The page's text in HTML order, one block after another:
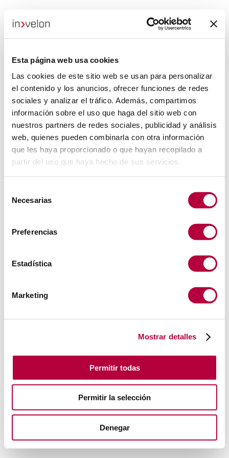
Esta página web usa cookies
Las cookies de este sitio web se usan para personalizar
el contenido y los anuncios, ofrecer funciones de redes
sociales y analizar el tráfico. Además, compartimos
información sobre el uso que haga del sitio web con
nuestros partners de redes sociales, publicidad y análisis
web, quienes pueden combinarla con otra información
que les haya proporcionado o que hayan recopilado a
partir del uso que haya hecho de sus servicios.
Necesarias
Preferencias
Estadística
Marketing
Mostrar detalles
Permitir todas
Permitir la selección
Denegar